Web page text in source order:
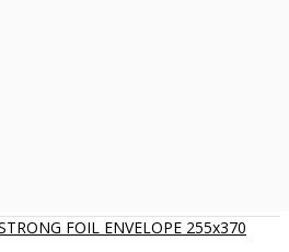
FOIL ENVELOPE 255x370